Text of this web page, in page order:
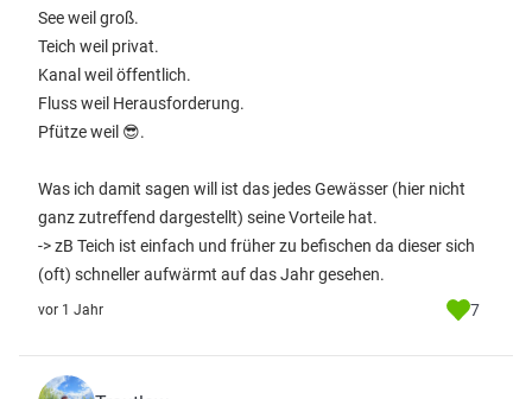
See weil groß.
Teich weil privat.
Kanal weil öffentlich.
Fluss weil Herausforderung.
Pfütze weil 😎.
Was ich damit sagen will ist das jedes Gewässer (hier nicht
ganz zutreffend dargestellt) seine Vorteile hat.
-> zB Teich ist einfach und früher zu befischen da dieser sich
(oft) schneller aufwärmt auf das Jahr gesehen.
vor 1 Jahr 7